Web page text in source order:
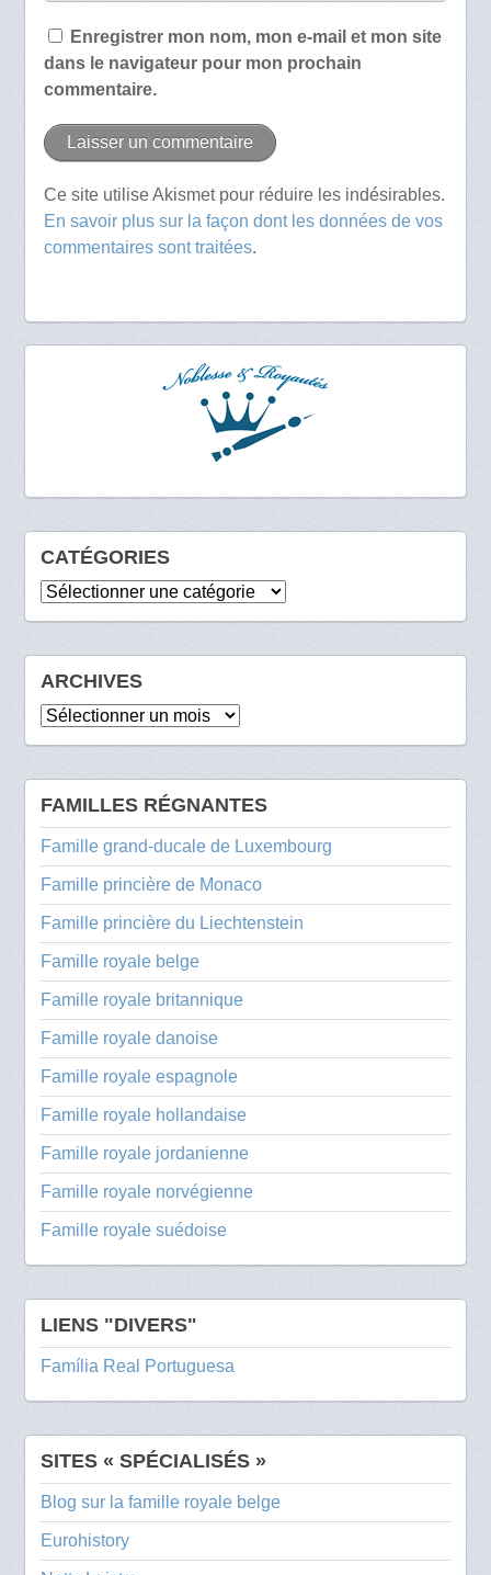
Enregistrer mon nom, mon e-mail et mon site
dans le navigateur pour mon prochain
commentaire.
Ce site utilise Akismet pour réduire les indésirables.
En savoir plus sur la façon dont les données de vos
commentaires sont traitées.
CATÉGORIES
Catégories
ARCHIVES
Archives
FAMILLES RÉGNANTES
Famille grand-ducale de Luxembourg
Famille princière de Monaco
Famille princière du Liechtenstein
Famille royale belge
Famille royale britannique
Famille royale danoise
Famille royale espagnole
Famille royale hollandaise
Famille royale jordanienne
Famille royale norvégienne
Famille royale suédoise
LIENS "DIVERS"
Família Real Portuguesa
SITES « SPÉCIALISÉS »
Blog sur la famille royale belge
Eurohistory